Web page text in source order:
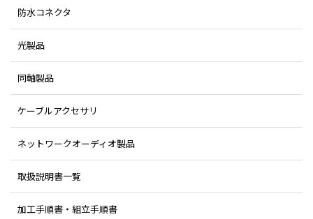
防水コネクタ
光製品
同軸製品
ケーブルアクセサリ
ネットワークオーディオ製品
取扱説明書一覧
加工手順書・組立手順書